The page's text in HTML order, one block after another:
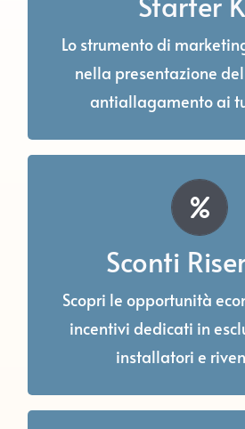
Lo strumento di
nella presentazione
antiallagamento ai
per il tuo sito e
Sconti
Scopri le opportunità
incentivi dedicati in
installatori e
Sconti
Rivenditori
Disponiamo di un
vantaggi crescenti per i
più